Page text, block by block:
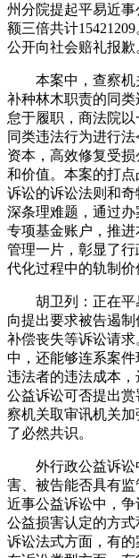
州分院提起平易近
额三倍共计
公开向社会赔礼报歉
本案中，查察机
补种林木职责的同
怠于履职，商法院
同类违法行为进行
资本，高效修复受
和价值。本案的打
诉讼的诉讼法则和
深条理难题，通过
专项基金账户，推
管理一片，彰显了
代化过程中的轨制价
胡卫列：正在平
向提出要求被告遏制
补偿丧失等诉讼请
中，还能够连系案
违法者的违法成本
公益诉讼可否提出
察机关取审讯机关
了必然共识。
外行政公益诉讼
害、被告能否具有
近事公益诉讼中，争
公益损害认定的方
诉讼法式方面，有